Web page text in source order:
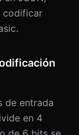
codificar
de entrada
en 4